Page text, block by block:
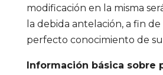
modificación en la misma
la debida antelación, a fin
perfecto conocimiento de
Información básica sobre